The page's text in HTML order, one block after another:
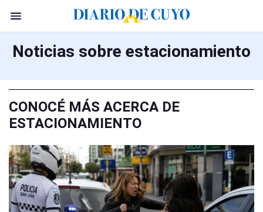
Noticias sobre estacionamiento
CONOCÉ MÁS ACERCA DE
ESTACIONAMIENTO